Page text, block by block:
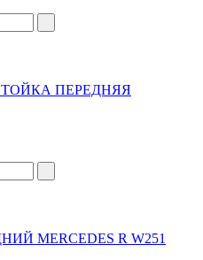
ПЕРЕДНЯЯ
MERCEDES R W251